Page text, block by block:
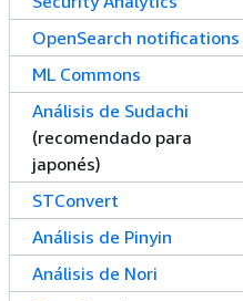
OpenSearch notifications
ML Commons
Análisis de Sudachi
(recomendado para
japonés)
STConvert
Análisis de Pinyin
Análisis de Nori